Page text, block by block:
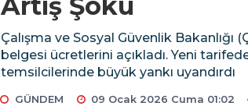
Çalışma ve Sosyal Güvenlik Bakanlığı
belgesi ücretlerini açıkladı. Yeni
temsilcilerinde büyük yankı uyandırdı
GÜNDEM 09 Ocak 2026 Cuma 01:02